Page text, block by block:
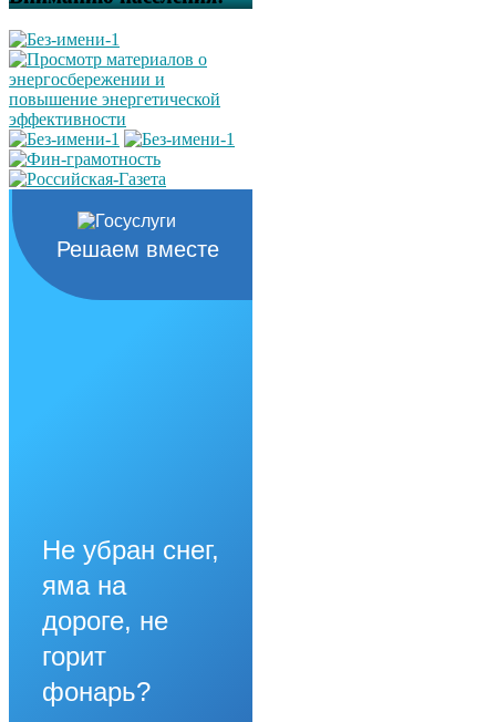
Решаем вместе
Не убран снег,
яма на
дороге, не
горит
фонарь?